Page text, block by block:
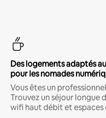
Des logements adaptés
pour les nomades
Vous êtes un
Trouvez un séjour longue
wifi haut débit et espaces